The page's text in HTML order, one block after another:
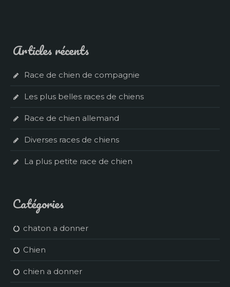
Articles récents
Race de chien de compagnie
Les plus belles races de chiens
Race de chien allemand
Diverses races de chiens
La plus petite race de chien
Catégories
chaton a donner
Chien
chien a donner